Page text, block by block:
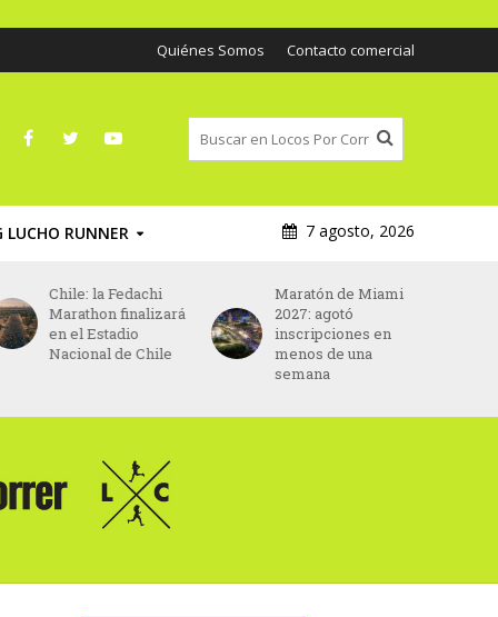
Quiénes Somos Contacto comercial
LUCHO RUNNER 7 agosto, 2026
Chile: la Fedachi
Marathon finalizará
en el Estadio
Nacional de Chile
Maratón de Miami
2027: agotó
inscripciones en
menos de una
semana